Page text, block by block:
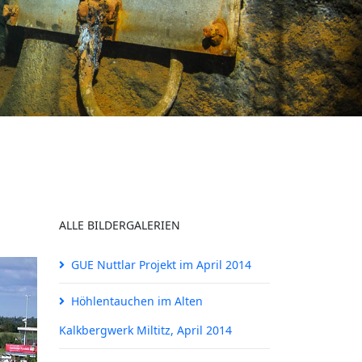
ALLE BILDERGALERIEN
GUE Nuttlar Projekt im April 2014
Höhlentauchen im Alten
Kalkbergwerk Miltitz, April 2014